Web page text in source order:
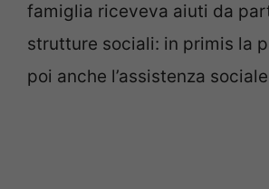
famiglia riceveva aiuti da
strutture sociali: in primis la
poi anche l’assistenza